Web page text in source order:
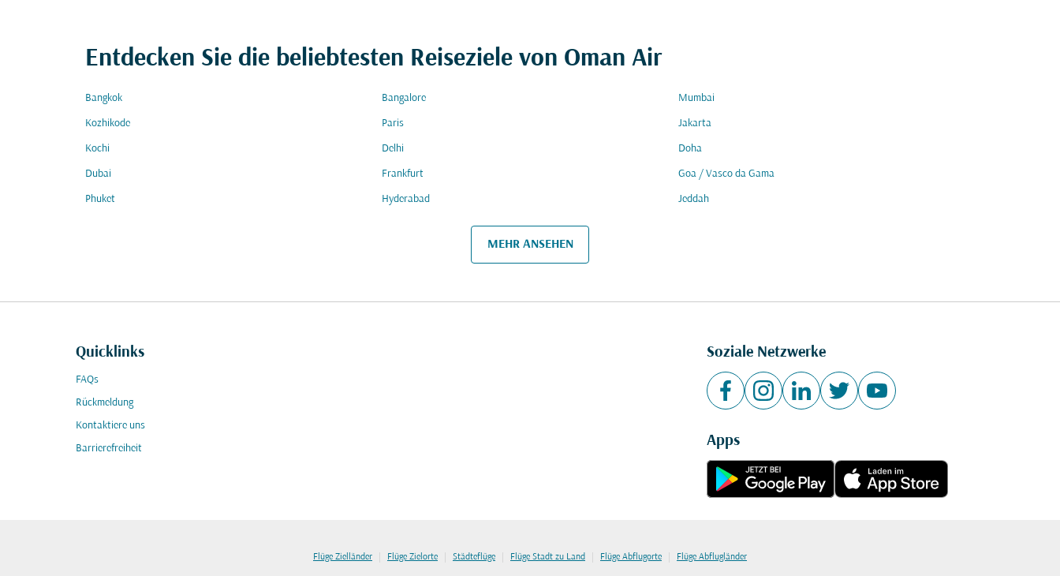
Entdecken Sie die beliebtesten Reiseziele von Oman Air
Bangkok Bangalore Mumbai
Kozhikode Paris Jakarta
Kochi Delhi Doha
Dubai Frankfurt Goa / Vasco da Gama
Phuket Hyderabad Jeddah
MEHR ANSEHEN
Quicklinks
FAQs
Rückmeldung
Kontaktiere uns
Barrierefreiheit
Soziale Netzwerke
Apps
Flüge Zielländer | Flüge Zielorte | Städteflüge | Flüge Stadt zu Land | Flüge Abflugorte | Flüge Abflugländer